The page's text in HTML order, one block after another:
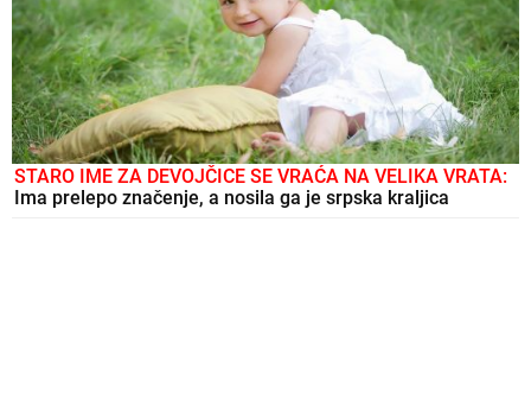
STARO IME ZA DEVOJČICE SE VRAĆA NA VELIKA VRATA:
Ima prelepo značenje, a nosila ga je srpska kraljica